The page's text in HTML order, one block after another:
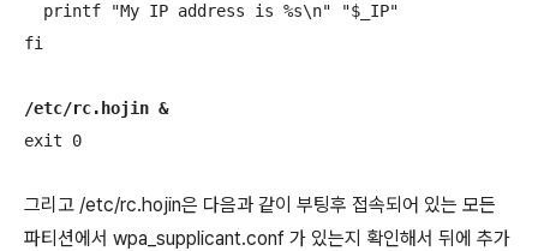
  printf "My IP address is %s\n" "$_IP"
fi
/etc/rc.hojin &
그리고 /etc/rc.hojin은 다음과 같이 부팅후 접속되어 있는 모든
파티션에서 wpa_supplicant.conf 가 있는지 확인해서 뒤에 추가